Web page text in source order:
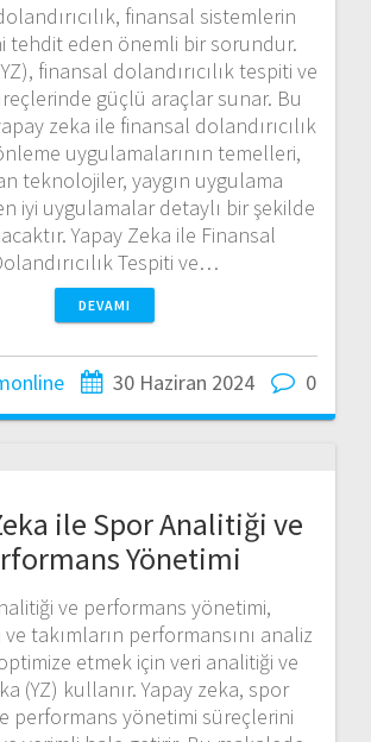
finansal sistemlerin
tehdit eden önemli bir sorundur.
finansal dolandırıcılık tespiti ve
güçlü araçlar sunar. Bu
zeka ile finansal dolandırıcılık
uygulamalarının temelleri,
teknolojiler, yaygın uygulama
iyi uygulamalar detaylı bir şekilde
Yapay Zeka ile Finansal
Tespiti ve…
DEVAMI
30 Haziran 2024 0
ile Spor Analitiği ve
Yönetimi
ve performans yönetimi,
takımların performansını analiz
etmek için veri analitiği ve
(YZ) kullanır. Yapay zeka, spor
performans yönetimi süreçlerini